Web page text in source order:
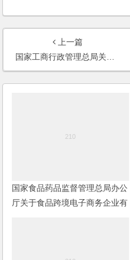
上一篇
国家工商行政管理总局关于支持中国（上海）自由贸易试验区建设的若干意见
国家食品药品监督管理总局办公
厅关于食品跨境电子商务企业有